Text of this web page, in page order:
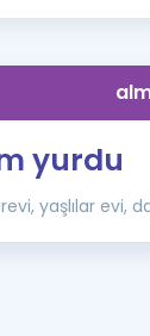
yurdu
yaşlılar evi,